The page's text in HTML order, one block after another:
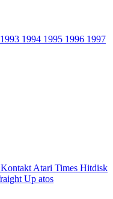
1993 1994 1995 1996 1997
Atari Times Hitdisk
Up atos